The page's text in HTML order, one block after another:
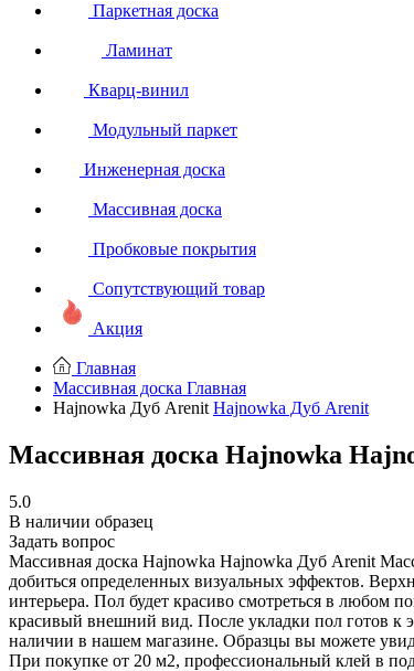
Паркетная доска
Ламинат
Кварц-винил
Модульный паркет
Инженерная доска
Массивная доска
Пробковые покрытия
Сопутствующий товар
Акция
Главная
Массивная доска Главная
Hajnowka Дуб Arenit Hajnowka Дуб Arenit
Массивная доска Hajnowka
5.0
В наличии образец
Задать вопрос
Массивная доска Hajnowka Hajnowka Дуб Arenit
добиться определенных визуальных эффектов.
интерьера. Пол будет красиво смотреться в любом
красивый внешний вид. После укладки пол готов к
наличии в нашем магазине. Образцы вы можете
При покупке от 20 м2, профессиональный клей в